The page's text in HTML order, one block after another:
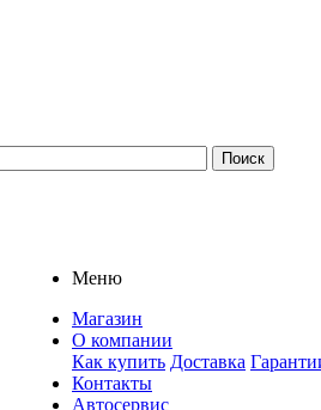
Меню
Магазин
О компании
Как купить Доставка
Контакты
Автосервис